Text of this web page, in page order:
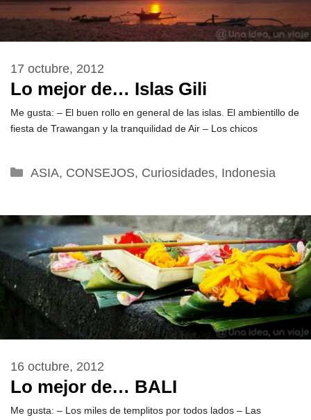
Lo mejor de… Islas Gili
17 octubre, 2012
Me gusta: – El buen rollo en general de las islas. El ambientillo de
fiesta de Trawangan y la tranquilidad de Air – Los chicos
Categorías
ASIA, CONSEJOS, Curiosidades, Indonesia
Lo mejor de… BALI
16 octubre, 2012
Me gusta: – Los miles de templitos por todos lados – Las